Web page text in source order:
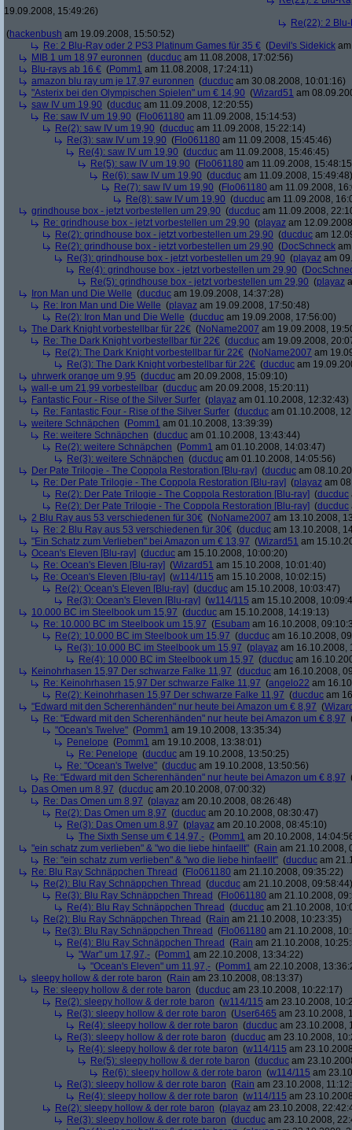
19.09.2008, 15:49:26)
Re(22): 2
(hackenbush am 19.09.2008, 15:50:52)
Re: 2 Blu-Ray oder 2 PS3 Platinum Games für 35 € (Devil's Sidekick
MIB 1 um 18,97 euronnen (ducduc am 11.08.2008, 17:02:56)
Blu-rays ab 16 € (Pomm1 am 11.08.2008, 17:24:11)
amazon blu ray um je 17,97 euronnen (ducduc am 30.08.2008, 10:01:16)
"Asterix bei den Olympischen Spielen" um € 14,90 (Wizard51 am
saw IV um 19,90 (ducduc am 11.09.2008, 12:20:55)
Re: saw IV um 19,90 (Flo061180 am 11.09.2008, 15:14:53)
Re(2): saw IV um 19,90 (ducduc am 11.09.2008, 15:22:14)
Re(3): saw IV um 19,90 (Flo061180 am 11.09.2008, 15:45:46)
Re(4): saw IV um 19,90 (ducduc am 11.09.2008, 15:46:45)
Re(5): saw IV um 19,90 (Flo061180 am 11.09.2008,
Re(6): saw IV um 19,90 (ducduc am 11.09.2008, 15:49:48)
Re(7): saw IV um 19,90 (Flo061180 am 11.09.2008,
Re(8): saw IV um 19,90 (ducduc am 11.09.2008,
grindhouse box - jetzt vorbestellen um 29,90 (ducduc am 11.09.2008,
Re: grindhouse box - jetzt vorbestellen um 29,90 (playaz am
Re(2): grindhouse box - jetzt vorbestellen um 29,90 (ducduc am
Re(2): grindhouse box - jetzt vorbestellen um 29,90 (DocSchneck
Re(3): grindhouse box - jetzt vorbestellen um 29,90 (playaz am
Re(4): grindhouse box - jetzt vorbestellen um 29,90 (
Re(5): grindhouse box - jetzt vorbestellen um 29,90 (playaz
Iron Man und Die Welle (ducduc am 19.09.2008, 14:37:28)
Re: Iron Man und Die Welle (playaz am 19.09.2008, 17:50:48)
Re(2): Iron Man und Die Welle (ducduc am 19.09.2008, 17:56:00)
The Dark Knight vorbestellbar für 22€ (NoName2007 am 19.09.2008,
Re: The Dark Knight vorbestellbar für 22€ (ducduc am 19.09.2008,
Re(2): The Dark Knight vorbestellbar für 22€ (NoName2007 am
Re(3): The Dark Knight vorbestellbar für 22€ (ducduc am
uhrwerk orange um 9,95 (ducduc am 20.09.2008, 15:09:10)
wall-e um 21,99 vorbestellbar (ducduc am 20.09.2008, 15:20:11)
Fantastic Four - Rise of the Silver Surfer (playaz am 01.10.2008, 12:32:43)
Re: Fantastic Four - Rise of the Silver Surfer (ducduc am 01.10.2008,
weitere Schnäpchen (Pomm1 am 01.10.2008, 13:39:39)
Re: weitere Schnäpchen (ducduc am 01.10.2008, 13:43:44)
Re(2): weitere Schnäpchen (Pomm1 am 01.10.2008, 14:03:47)
Re(3): weitere Schnäpchen (ducduc am 01.10.2008, 14:05:56)
Der Pate Trilogie - The Coppola Restoration [Blu-ray] (ducduc am
Re: Der Pate Trilogie - The Coppola Restoration [Blu-ray] (playaz am
Re(2): Der Pate Trilogie - The Coppola Restoration [Blu-ray] (ducduc
Re(2): Der Pate Trilogie - The Coppola Restoration [Blu-ray] (ducduc
2 Blu Ray aus 53 verschiedenen für 30€ (NoName2007 am 13.10.2008,
Re: 2 Blu Ray aus 53 verschiedenen für 30€ (ducduc am 13.10.2008,
"Ein Schatz zum Verlieben" bei Amazon um € 13,97 (Wizard51 am
Ocean's Eleven [Blu-ray] (ducduc am 15.10.2008, 10:00:20)
Re: Ocean's Eleven [Blu-ray] (Wizard51 am 15.10.2008, 10:01:40)
Re: Ocean's Eleven [Blu-ray] (w114/115 am 15.10.2008, 10:02:15)
Re(2): Ocean's Eleven [Blu-ray] (ducduc am 15.10.2008, 10:03:47)
Re(3): Ocean's Eleven [Blu-ray] (w114/115 am 15.10.2008,
10.000 BC im Steelbook um 15,97 (ducduc am 15.10.2008, 14:19:13)
Re: 10.000 BC im Steelbook um 15,97 (Esubam am 16.10.2008,
Re(2): 10.000 BC im Steelbook um 15,97 (ducduc am 16.10.2008,
Re(3): 10.000 BC im Steelbook um 15,97 (playaz am 16.10.2008,
Re(4): 10.000 BC im Steelbook um 15,97 (ducduc am
Keinohrhasen 15,97 Der schwarze Falke 11,97 (ducduc am 16.10.2008,
Re: Keinohrhasen 15,97 Der schwarze Falke 11,97 (angelo22 am
Re(2): Keinohrhasen 15,97 Der schwarze Falke 11,97 (ducduc am
"Edward mit den Scherenhänden" nur heute bei Amazon um € 8,97 (
Re: "Edward mit den Scherenhänden" nur heute bei Amazon um € 8,97
"Ocean's Twelve" (Pomm1 am 19.10.2008, 13:35:34)
Penelope (Pomm1 am 19.10.2008, 13:38:01)
Re: Penelope (ducduc am 19.10.2008, 13:50:25)
Re: "Ocean's Twelve" (ducduc am 19.10.2008, 13:50:56)
Re: "Edward mit den Scherenhänden" nur heute bei Amazon um € 8,97
Das Omen um 8,97 (ducduc am 20.10.2008, 07:00:32)
Re: Das Omen um 8,97 (playaz am 20.10.2008, 08:26:48)
Re(2): Das Omen um 8,97 (ducduc am 20.10.2008, 08:30:47)
Re(3): Das Omen um 8,97 (playaz am 20.10.2008, 08:45:10)
The Sixth Sense um € 14,97,- (Pomm1 am 20.10.2008,
"ein schatz zum verlieben" & "wo die liebe hinfaellt" (Rain am 21.10.2008,
Re: "ein schatz zum verlieben" & "wo die liebe hinfaellt" (ducduc am
Re: Blu Ray Schnäppchen Thread (Flo061180 am 21.10.2008, 09:35:22)
Re(2): Blu Ray Schnäppchen Thread (ducduc am 21.10.2008, 09:58:44)
Re(3): Blu Ray Schnäppchen Thread (Flo061180 am 21.10.2008,
Re(4): Blu Ray Schnäppchen Thread (ducduc am 21.10.2008,
Re(2): Blu Ray Schnäppchen Thread (Rain am 21.10.2008, 10:23:35)
Re(3): Blu Ray Schnäppchen Thread (Flo061180 am 21.10.2008,
Re(4): Blu Ray Schnäppchen Thread (Rain am 21.10.2008,
"War" um 17,97,- (Pomm1 am 22.10.2008, 13:34:22)
"Ocean's Eleven" um 11,97,- (Pomm1 am 22.10.2008,
sleepy hollow & der rote baron (Rain am 23.10.2008, 08:13:37)
Re: sleepy hollow & der rote baron (ducduc am 23.10.2008, 10:22:17)
Re(2): sleepy hollow & der rote baron (w114/115 am 23.10.2008,
Re(3): sleepy hollow & der rote baron (User6465 am 23.10.2008,
Re(4): sleepy hollow & der rote baron (ducduc am 23.10.2008,
Re(3): sleepy hollow & der rote baron (ducduc am 23.10.2008,
Re(4): sleepy hollow & der rote baron (w114/115 am
Re(5): sleepy hollow & der rote baron (ducduc am
Re(6): sleepy hollow & der rote baron (w114/115 am
Re(3): sleepy hollow & der rote baron (Rain am 23.10.2008,
Re(4): sleepy hollow & der rote baron (w114/115 am
Re(2): sleepy hollow & der rote baron (playaz am 23.10.2008,
Re(3): sleepy hollow & der rote baron (ducduc am 23.10.2008,